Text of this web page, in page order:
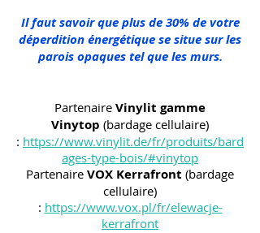
Il faut savoir que plus de 30% de votre
déperdition énergétique se situe sur les
parois opaques tel que les murs.
Partenaire Vinylit gamme
Vinytop (bardage cellulaire)
: https://www.vinylit.de/fr/produits/bard
ages-type-bois/#vinytop
Partenaire VOX Kerrafront (bardage
cellulaire)
: https://www.vox.pl/fr/elewacje-
kerrafront